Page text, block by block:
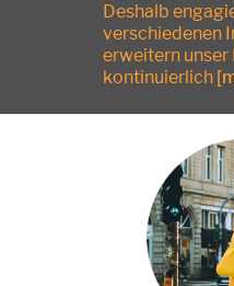
Deshalb
verschiedenen
erweitern
kontinuierlich